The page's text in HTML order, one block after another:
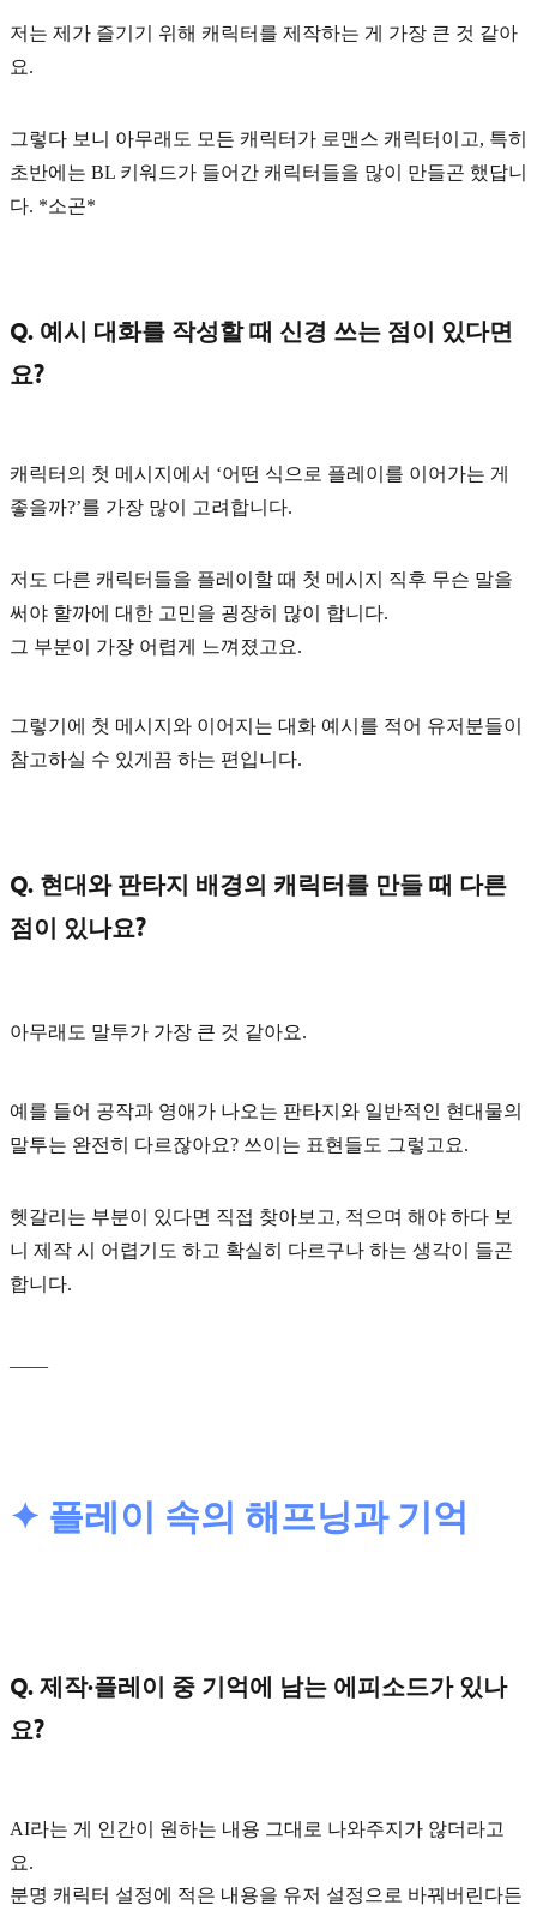
저는 제가 즐기기 위해 캐릭터를 제작하는 게 가장 큰 것 같아
요.
그렇다 보니 아무래도 모든 캐릭터가 로맨스 캐릭터이고, 특히
초반에는 BL 키워드가 들어간 캐릭터들을 많이 만들곤 했답니
다. *소곤*
Q. 예시 대화를 작성할 때 신경 쓰는 점이 있다면
요?
캐릭터의 첫 메시지에서 ‘어떤 식으로 플레이를 이어가는 게
좋을까?’를 가장 많이 고려합니다.
저도 다른 캐릭터들을 플레이할 때 첫 메시지 직후 무슨 말을
써야 할까에 대한 고민을 굉장히 많이 합니다.
그 부분이 가장 어렵게 느껴졌고요.
그렇기에 첫 메시지와 이어지는 대화 예시 를 적어 유저분들이
참고하실 수 있게끔 하는 편입니다.
Q. 현대와 판타지 배경의 캐릭터를 만들 때 다른
점이 있나요?
아무래도 말투가 가장 큰 것 같아요.
예를 들어 공작과 영애가 나오는 판타지와 일반적인 현대물의
말투는 완전히 다르잖아요? 쓰이는 표현들도 그렇고요.
헷갈리는 부분이 있다면 직접 찾아보고, 적으며 해야 하다 보
니 제작 시 어렵기도 하고 확실히 다르구나 하는 생각이 들곤
합니다.
✦ 플레이 속의 해프닝과 기억
Q. 제작·플레이 중 기억에 남는 에피소드가 있나
요?
AI라는 게 인간이 원하는 내용 그대로 나와주지가 않더라고
요.
분명 캐릭터 설정에 적은 내용을 유저 설정으로 바꿔버린다든